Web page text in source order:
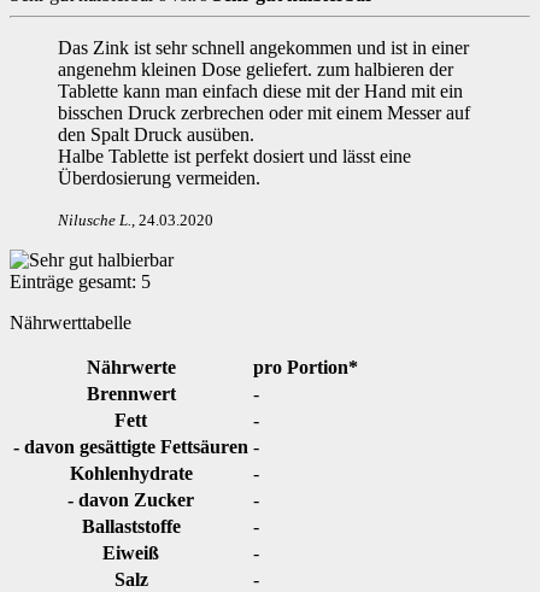
Das Zink ist sehr schnell angekommen und ist in einer
angenehm kleinen Dose geliefert. zum halbieren der
Tablette kann man einfach diese mit der Hand mit ein
bisschen Druck zerbrechen oder mit einem Messer auf
den Spalt Druck ausüben.
Halbe Tablette ist perfekt dosiert und lässt eine
Überdosierung vermeiden.
Nilusche L., 24.03.2020
Einträge gesamt: 5
Nährwerttabelle
Nährwerte
pro Portion*
Brennwert
-
Fett
-
- davon gesättigte Fettsäuren -
Kohlenhydrate
-
- davon Zucker
-
Ballaststoffe
-
Eiweiß
-
Salz
-